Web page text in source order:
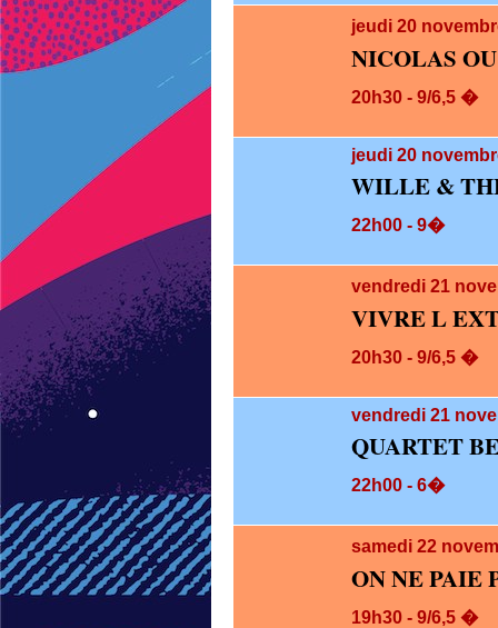
jeudi 20
NICOLAS
20h30 - 9/6,5 �
jeudi 20
WILLE &
22h00 - 9�
vendredi 21
VIVRE L
20h30 - 9/6,5 �
vendredi 21
QUARTET
22h00 - 6�
samedi 22
ON NE PAIE
19h30 - 9/6,5 �